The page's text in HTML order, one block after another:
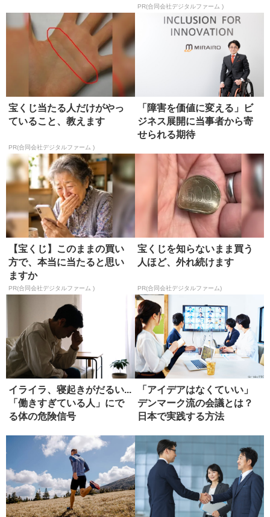
PR(合同会社デジタルファーム )
宝くじ当たる人だけがやっ
ていること、教えます
PR(合同会社デジタルファーム )
「障害を価値に変える」ビ
ジネス展開に当事者から寄
せられる期待
【宝くじ】このままの買い
方で、本当に当たると思い
ますか
PR(合同会社デジタルファーム )
宝くじを知らないまま買う
人ほど、外れ続けます
PR(合同会社デジタルファーム)
イライラ、寝起きがだるい...
「働きすぎている人」にで
る体の危険信号
「アイデアはなくていい」
デンマーク流の会議とは？
日本で実践する方法